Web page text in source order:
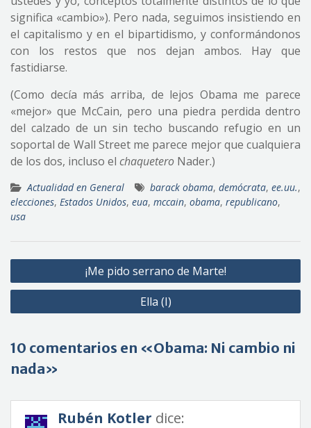
significa «cambio»). Pero nada, seguimos insistiendo en
el capitalismo y en el bipartidismo, y conformándonos
con los restos que nos dejan ambos. Hay que
fastidiarse.
(Como decía más arriba, de lejos Obama me parece
«mejor» que McCain, pero una piedra perdida dentro
del calzado de un sin techo buscando refugio en un
soportal de Wall Street me parece mejor que cualquiera
de los dos, incluso el chaquetero Nader.)
Actualidad en General barack obama, demócrata, ee.uu.,
elecciones, Estados Unidos, eua, mccain, obama, republicano,
usa
Navegación
de
¡Me pido serrano de Marte!
Ella (I)
10 comentarios en «Obama: Ni cambio ni
nada»
Rubén Kotler dice: